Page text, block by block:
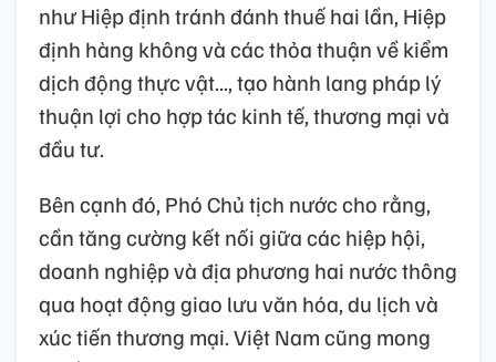
như Hiệp định tránh đánh thuế hai lần, Hiệp
định hàng không và các thỏa thuận về kiểm
dịch động thực vật..., tạo hành lang pháp lý
thuận lợi cho hợp tác kinh tế, thương mại và
đầu tư.
Bên cạnh đó, Phó Chủ tịch nước cho rằng,
cần tăng cường kết nối giữa các hiệp hội,
doanh nghiệp và địa phương hai nước thông
qua hoạt động giao lưu văn hóa, du lịch và
xúc tiến thương mại. Việt Nam cũng mong